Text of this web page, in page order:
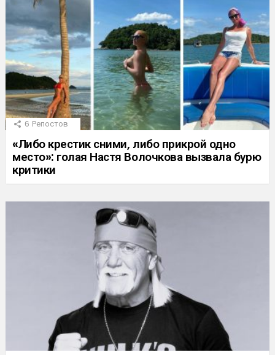
6 Репостов
«Либо крестик сними, либо прикрой одно
место»: голая Настя Волочкова вызвала бурю
критики